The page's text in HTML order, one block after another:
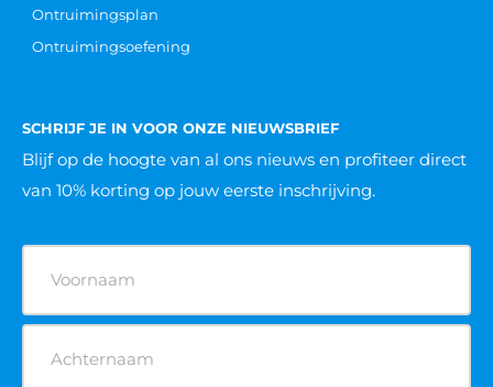
Ontruimingsplan
Ontruimingsoefening
SCHRIJF JE IN VOOR ONZE NIEUWSBRIEF
Blijf op de hoogte van al ons nieuws en profiteer direct
van 10% korting op jouw eerste inschrijving.
(Vereist)